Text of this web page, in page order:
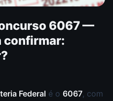
6067 —
confirmar:
Federal é o 6067, com